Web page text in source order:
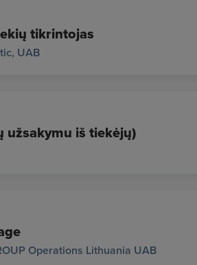
tikrintojas
UAB
užsakymu iš tiekėjų)
Operations Lithuania UAB